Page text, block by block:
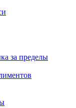
за пределы